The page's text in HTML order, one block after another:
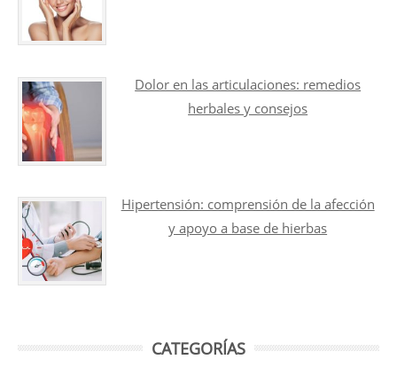
Dolor en las articulaciones: remedios
herbales y consejos
Hipertensión: comprensión de la afección
y apoyo a base de hierbas
CATEGORÍAS